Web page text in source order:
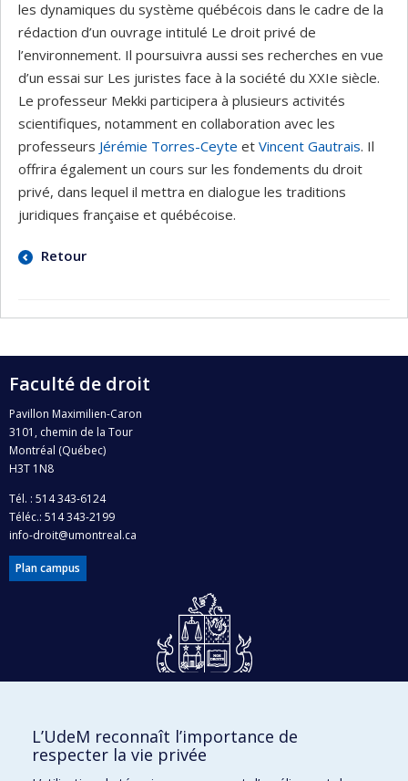
les dynamiques du système québécois dans le cadre de la
rédaction d’un ouvrage intitulé Le droit privé de
l’environnement. Il poursuivra aussi ses recherches en vue
d’un essai sur Les juristes face à la société du XXIe siècle.
Le professeur Mekki participera à plusieurs activités
scientifiques, notamment en collaboration avec les
professeurs Jérémie Torres-Ceyte et Vincent Gautrais. Il
offrira également un cours sur les fondements du droit
privé, dans lequel il mettra en dialogue les traditions
juridiques française et québécoise.
Retour
Faculté de droit
Pavillon Maximilien-Caron
3101, chemin de la Tour
Montréal (Québec)
H3T 1N8
Tél. : 514 343-6124
Téléc.: 514 343-2199
info-droit@umontreal.ca
Plan campus
Accès protégé
L’UdeM reconnaît l’importance de
respecter la vie privée